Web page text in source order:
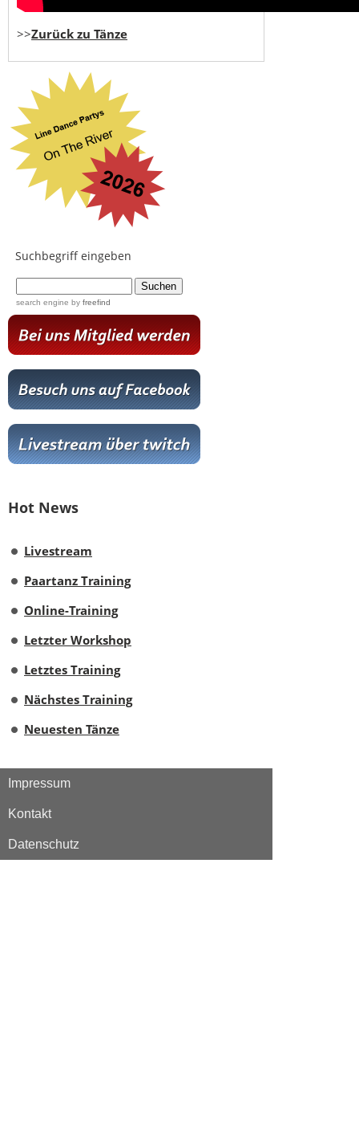
>>Zurück zu Tänze
Suchbegriff eingeben
search engine by freefind
Hot News
Livestream
Paartanz Training
Online-Training
Letzter Workshop
Letztes Training
Nächstes Training
Neuesten Tänze
Impressum
Kontakt
Datenschutz